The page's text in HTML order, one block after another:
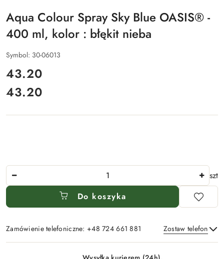
Aqua Colour Spray Sky Blue OASIS® -
400 ml, kolor : błękit nieba
Symbol: 30-06013
cena:
43.20
Cena:
43.20
szt
Do koszyka
Zamówienie telefoniczne: +48 724 661 881 Zostaw telefon